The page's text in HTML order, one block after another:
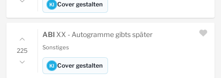
KI Cover gestalten
225
ABIXX - Autogramme gibts später
Sonstiges
KI Cover gestalten